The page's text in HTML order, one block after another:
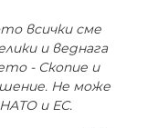
всички сме
и веднага
- Скопие и
Не може
и ЕС.